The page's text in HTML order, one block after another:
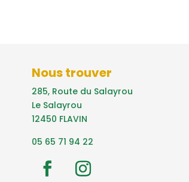
Nous trouver
285, Route du Salayrou
Le Salayrou
12450 FLAVIN
05 65 71 94 22